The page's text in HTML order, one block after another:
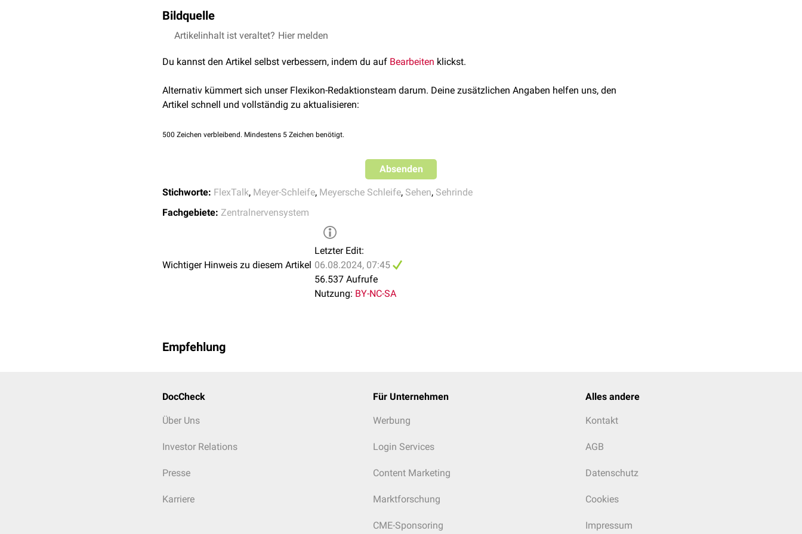
kontralateralen Seite beider Blickfelder aus.
Bildquelle
Bildquelle Podcast: © Midjourney
Artikelinhalt ist veraltet? Hier melden
Du kannst den Artikel selbst verbessern, indem du auf Bearbeiten klickst.
Alternativ kümmert sich unser Flexikon-Redaktionsteam darum. Deine zusätzlichen Angaben helfen uns, den
Artikel schnell und vollständig zu aktualisieren:
500 Zeichen verbleibend. Mindestens 5 Zeichen benötigt.
Absenden
Stichworte: FlexTalk, Meyer-Schleife, Meyersche Schleife, Sehen, Sehrinde
Fachgebiete: Zentralnervensystem
Wichtiger Hinweis zu diesem Artikel
Letzter Edit:
06.08.2024, 07:45
56.537 Aufrufe
Nutzung: BY-NC-SA
Empfehlung
DocCheck
Über Uns
Investor Relations
Presse
Karriere
Für Unternehmen
Werbung
Login Services
Content Marketing
Marktforschung
CME-Sponsoring
Alles andere
Kontakt
AGB
Datenschutz
Cookies
Impressum